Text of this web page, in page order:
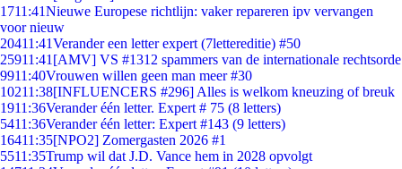
1711:41Nieuwe Europese richtlijn: vaker repareren ipv vervangen
voor nieuw
20411:41Verander een letter expert (7lettereditie) #50
25911:41 [AMV] VS #1312 spammers van de internationale rechtsorde
9911:40Vrouwen willen geen man meer #30
10211:38[INFLUENCERS #296] Alles is welkom kneuzing of breuk
1911:36Verander één letter. Expert # 75 (8 letters)
5411:36Verander één letter: Expert #143 (9 letters)
16411:35[NPO2] Zomergasten 2026 #1
5511:35Trump wil dat J.D. Vance hem in 2028 opvolgt